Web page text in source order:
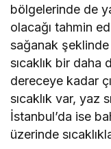
bölgelerinde de
olacağı tahmin
sağanak şeklinde
sıcaklık bir daha
dereceye kadar
sıcaklık var, yaz
İstanbul’da ise
üzerinde